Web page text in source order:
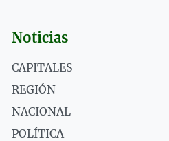
Noticias
CAPITALES
REGIÓN
NACIONAL
POLÍTICA